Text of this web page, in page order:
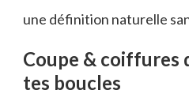
une définition naturelle
Coupe & coiffures
tes boucles